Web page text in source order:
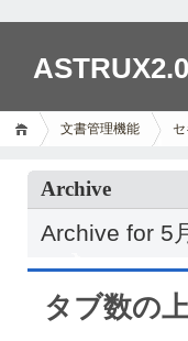
文書管理機能 セ
Archive
Archive for 5
タブ数の